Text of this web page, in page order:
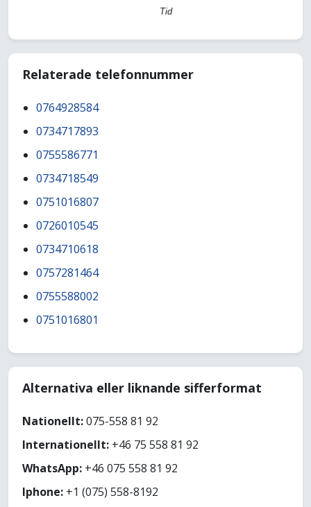
Tid
Relaterade telefonnummer
0764928584
0734717893
0755586771
0734718549
0751016807
0726010545
0734710618
0757281464
0755588002
0751016801
Alternativa eller liknande sifferformat
Nationellt:075-558 81 92
Internationellt: +46 75 558 81 92
WhatsApp: +46 075 558 81 92
Iphone: +1 (075) 558-8192